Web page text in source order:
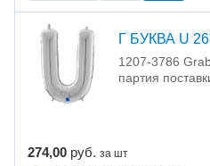
Г БУКВА U
1207-3786
партия
274,00 руб. за шт